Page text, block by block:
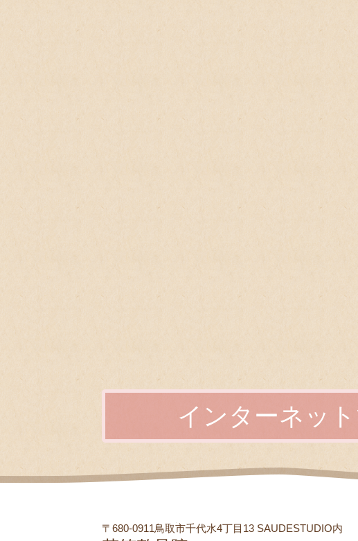
インターネッ
〒680-0911鳥取市千代水4丁目13 SAUDESTUDIO内